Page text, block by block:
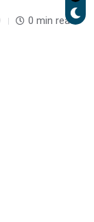
0 min read